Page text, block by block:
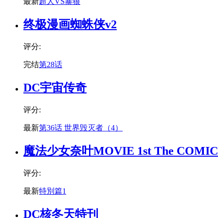
终极漫画蜘蛛侠v2
评分:
完结第28话
DC宇宙传奇
评分:
最新第36话 世界毁灭者（4）
魔法少女奈叶MOVIE 1st The
评分:
最新特別篇1
DC核冬天特刊